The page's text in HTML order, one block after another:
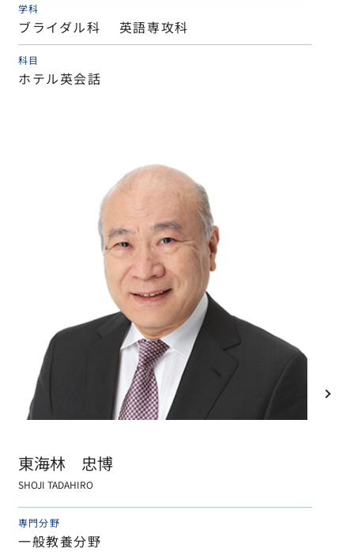
学科
ブライダル科 英語専攻科
科目
ホテル英会話
東海林 忠博
SHOJI TADAHIRO
専門分野
一般教養分野